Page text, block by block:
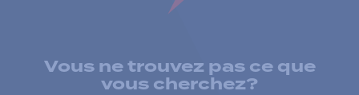
Vous ne trouvez pas ce que
vous cherchez?